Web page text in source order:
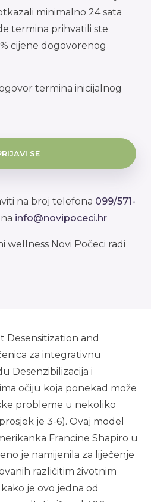
minimalno 24 sata
termina prihvatili ste
cijene dogovorenog
termina inicijalnog
SE
na broj telefona 099/571-
info@novipoceci.hr
wellness Novi Počeci radi
Desensitization and
za integrativnu
Desenzibilizacija i
očiju koja ponekad može
probleme u nekoliko
je 3-6). Ovaj model
Francine Shapiro u
je namijenila za liječenje
različitim životnim
je ovo jedna od